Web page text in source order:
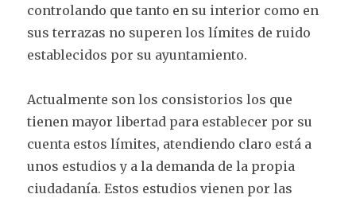
controlando que tanto en su interior como en
sus terrazas no superen los límites de ruido
establecidos por su ayuntamiento.
Actualmente son los consistorios los que
tienen mayor libertad para establecer por su
cuenta estos límites, atendiendo claro está a
unos estudios y a la demanda de la propia
ciudadanía. Estos estudios vienen por las